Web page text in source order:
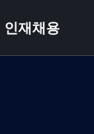
인재채용